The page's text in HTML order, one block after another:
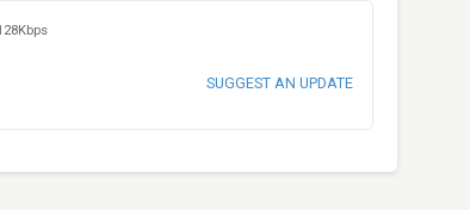
SUGGEST AN UPDATE